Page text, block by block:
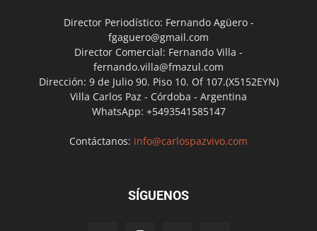
Director Periodístico: Fernando Agüero -
fgaguero@gmail.com
Director Comercial: Fernando Villa -
fernando.villa@fmazul.com
Dirección: 9 de Julio 90. Piso 10. Of 107.(X5152EYN)
Villa Carlos Paz - Córdoba - Argentina
WhatsApp: +5493541585147
Contáctanos: info@carlospazvivo.com
SÍGUENOS